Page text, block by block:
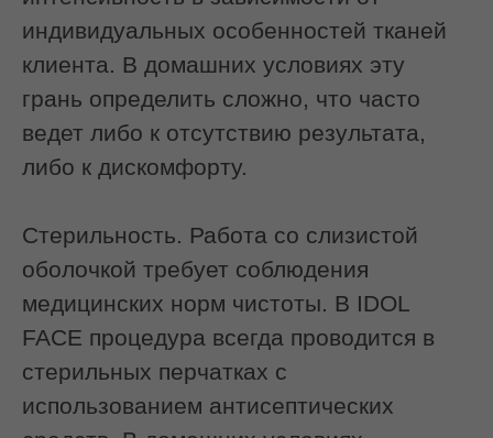
её физиологической длины.
снять глубокий спазм
восстановить подвижность тканей
улучшить кровоснабжение
активировать лимфоотток
анатомическим ориентирам.
Записаться на услугу
Кому подойдет